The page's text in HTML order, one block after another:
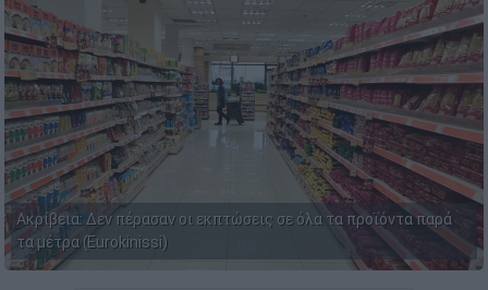
Ακρίβεια: Δεν πέρασαν οι εκπτώσεις σε όλα τα προϊόντα παρά
τα μέτρα (Eurokinissi)